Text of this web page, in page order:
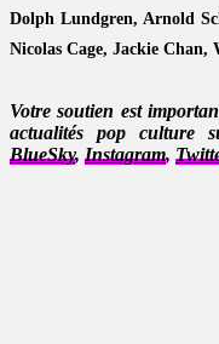
Dolph Lundgren, Arnold
Nicolas Cage, Jackie Chan,
Votre soutien est
actualités pop culture
BlueSky, Instagram,